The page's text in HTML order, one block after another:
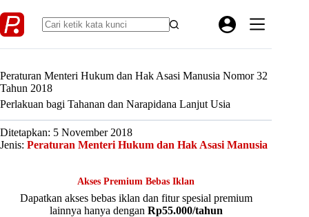
to
content
Peraturan Menteri Hukum dan Hak Asasi Manusia Nomor 32
Tahun 2018
Perlakuan bagi Tahanan dan Narapidana Lanjut Usia
Ditetapkan: 5 November 2018
Jenis: Peraturan Menteri Hukum dan Hak Asasi Manusia
Akses Premium Bebas Iklan
Dapatkan akses bebas iklan dan fitur spesial premium
lainnya hanya dengan Rp55.000/tahun